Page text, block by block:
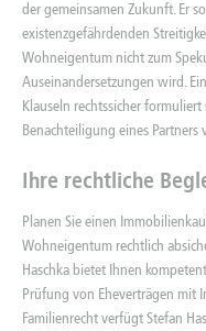
der gemeinsamen Zukunft. Er
existenzgefährdenden
Wohneigentum nicht zum
Auseinandersetzungen wird.
Klauseln rechtssicher
Benachteiligung eines Partners
Ihre rechtliche
Planen Sie einen
Wohneigentum rechtlich
Haschka bietet Ihnen
Prüfung von Eheverträgen mit
Familienrecht verfügt Stefan